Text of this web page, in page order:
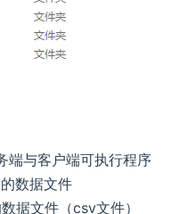
端与客户端可执行程序
数据文件
据文件（csv文件）